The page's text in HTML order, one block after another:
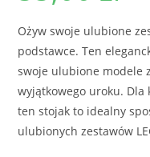
Ożyw swoje ulubione
podstawce. Ten
swoje ulubione modele
wyjątkowego uroku. Dla
ten stojak to idealny
ulubionych zestawów